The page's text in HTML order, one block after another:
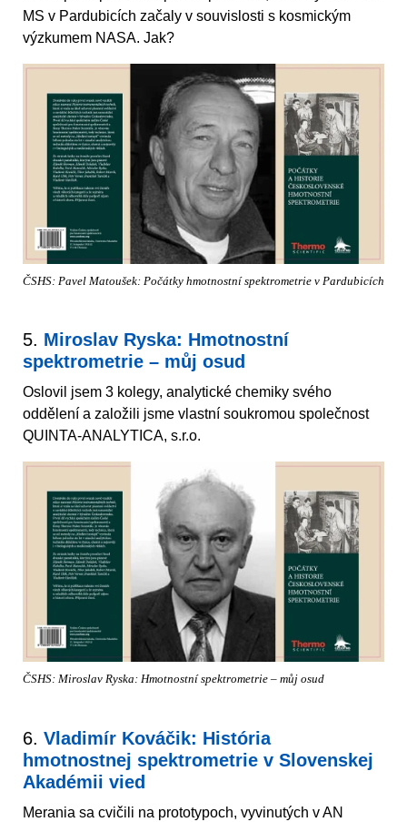
MS v Pardubicích začaly v souvislosti s kosmickým
výzkumem NASA. Jak?
ČSHS: Pavel Matoušek: Počátky hmotnostní spektrometrie v Pardubicích
5. Miroslav Ryska: Hmotnostní
spektrometrie – můj osud
Oslovil jsem 3 kolegy, analytické chemiky svého
oddělení a založili jsme vlastní soukromou společnost
QUINTA-ANALYTICA, s.r.o.
ČSHS: Miroslav Ryska: Hmotnostní spektrometrie – můj osud
6. Vladimír Kováčik: História
hmotnostnej spektrometrie v Slovenskej
Akadémii vied
Merania sa cvičili na prototypoch, vyvinutých v AN